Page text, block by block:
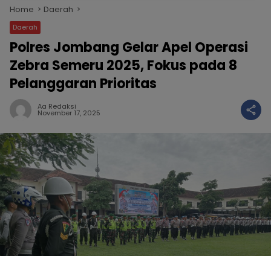
Home Daerah
Daerah
Polres Jombang Gelar Apel Operasi
Zebra Semeru 2025, Fokus pada 8
Pelanggaran Prioritas
Aa Redaksi
November 17, 2025